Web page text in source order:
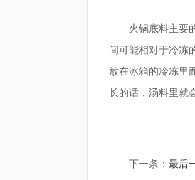
火锅底料主要
间可能相对于冷冻
放在冰箱的冷冻里
长的话，汤料里就
下一条： 最后